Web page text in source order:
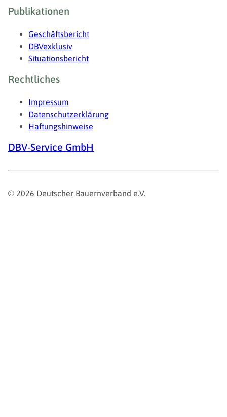
Publikationen
Geschäftsbericht
DBVexklusiv
Situationsbericht
Rechtliches
Impressum
Datenschutzerklärung
Haftungshinweise
DBV-Service GmbH
© 2026 Deutscher Bauernverband e.V.